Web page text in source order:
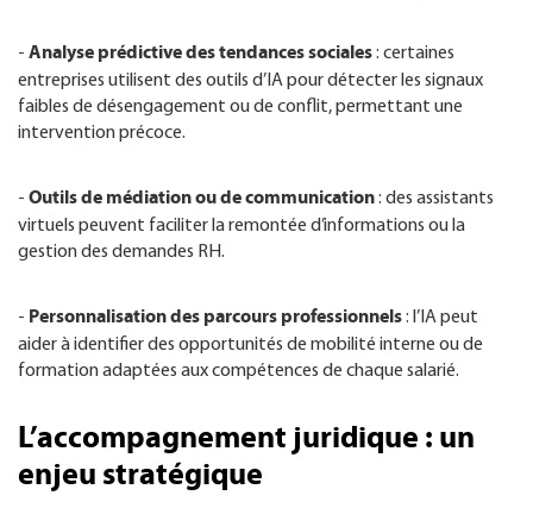
- Analyse prédictive des tendances sociales: certaines
entreprises utilisent des outils d’IA pour détecter les signaux
faibles de désengagement ou de conflit, permettant une
intervention précoce.
- Outils de médiation ou de communication: des assistants
virtuels peuvent faciliter la remontée d’informations ou la
gestion des demandes RH.
- Personnalisation des parcours professionnels: l’IA peut
aider à identifier des opportunités de mobilité interne ou de
formation adaptées aux compétences de chaque salarié.
L’accompagnement juridique : un
enjeu stratégique